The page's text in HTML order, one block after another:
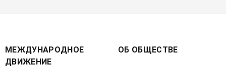
МЕЖДУНАРОДНОЕ
ДВИЖЕНИЕ
ОБ ОБЩЕСТВЕ